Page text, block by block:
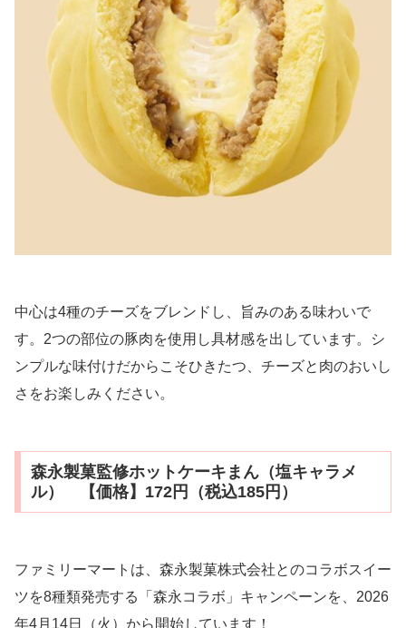
中心は4種のチーズをブレンドし、旨みのある味わいで
す。2つの部位の豚肉を使用し具材感を出しています。シ
ンプルな味付けだからこそひきたつ、チーズと肉のおいし
さをお楽しみください。
森永製菓監修ホットケーキまん（塩キャラメ
ル） 【価格】172円（税込185円）
ファミリーマートは、森永製菓株式会社とのコラボスイー
ツを8種類発売する「森永コラボ」キャンペーンを、2026
年4月14日（火）から開始しています！